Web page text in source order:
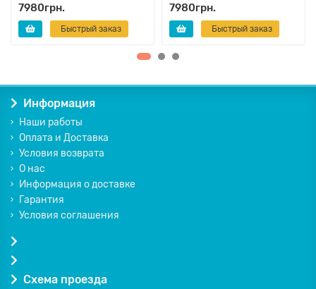
7980грн.
Быстрый заказ
7980грн.
Быстрый заказ
Информация
Наши работы
Оплата и Доставка
Условия возврата
О нас
Информация о доставке
Гарантия
Условия соглашения
Схема проезда